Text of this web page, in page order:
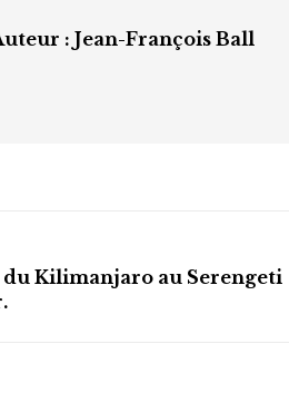
: Jean-François Ball
du Kilimanjaro au Serengeti